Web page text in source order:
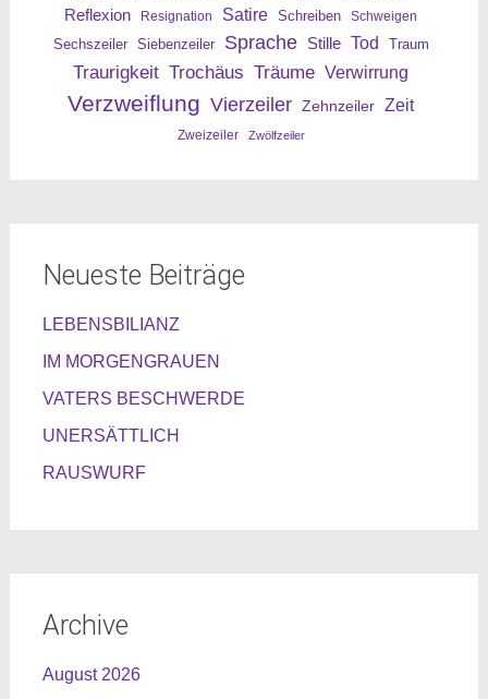
Reflexion
Resignation Satire Schreiben Schweigen
Sechszeiler Siebenzeiler Sprache Stille Tod Traum
Traurigkeit Trochäus Träume Verwirrung
Verzweiflung Vierzeiler Zehnzeiler Zeit
Zweizeiler Zwölfzeiler
Neueste Beiträge
LEBENSBILIANZ
IM MORGENGRAUEN
VATERS BESCHWERDE
UNERSÄTTLICH
RAUSWURF
Archive
August 2026